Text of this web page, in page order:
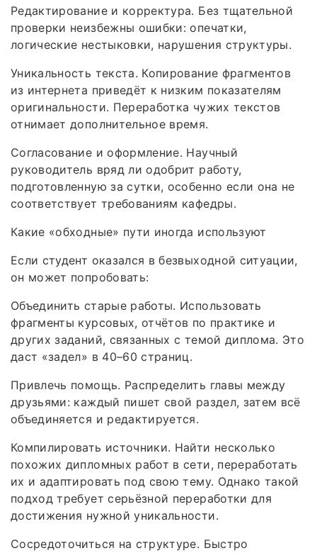
Редактирование и корректура. Без тщательной
проверки неизбежны ошибки: опечатки,
логические нестыковки, нарушения структуры.
Уникальность текста. Копирование фрагментов
из интернета приведёт к низким показателям
оригинальности. Переработка чужих текстов
отнимает дополнительное время.
Согласование и оформление. Научный
руководитель вряд ли одобрит работу,
подготовленную за сутки, особенно если она не
соответствует требованиям кафедры.
Какие «обходные» пути иногда используют
Если студент оказался в безвыходной ситуации,
он может попробовать:
Объединить старые работы. Использовать
фрагменты курсовых, отчётов по практике и
других заданий, связанных с темой диплома. Это
даст «задел» в 40–60 страниц.
Привлечь помощь. Распределить главы между
друзьями: каждый пишет свой раздел, затем всё
объединяется и редактируется.
Компилировать источники. Найти несколько
похожих дипломных работ в сети, переработать
их и адаптировать под свою тему. Однако такой
подход требует серьёзной переработки для
достижения нужной уникальности.
Сосредоточиться на структуре. Быстро